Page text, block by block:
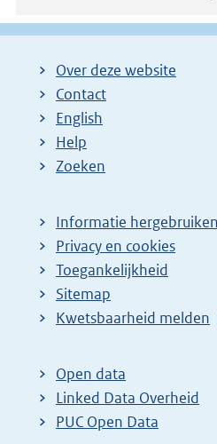
Over deze website
Contact
English
Help
Zoeken
Informatie hergebruiken
Privacy en cookies
Toegankelijkheid
Sitemap
E
t
e
r
Kwetsbaarheid melden
Open data
Linked Data Overheid
PUC Open Data